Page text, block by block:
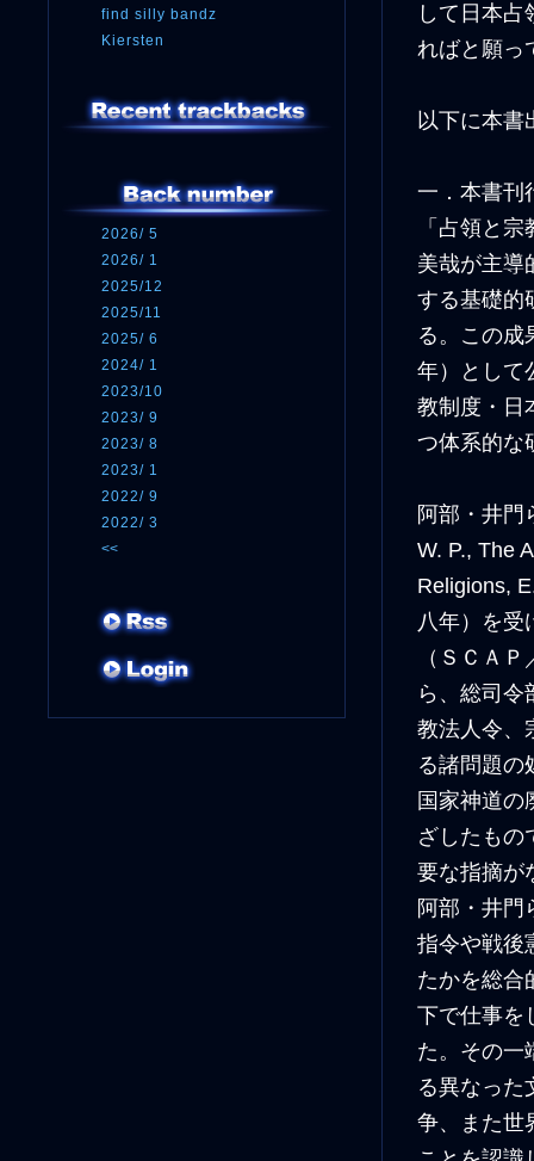
find silly bandz
Kiersten
2026/ 5
2026/ 1
2025/12
2025/11
2025/ 6
2024/ 1
2023/10
2023/ 9
2023/ 8
2023/ 1
2022/ 9
2022/ 3
<<
して日本
ればと願っ
以下に本書
一．本書刊
「占領と
美哉が主導
する基礎的
る。この成
年）として
教制度・日
つ体系的な
阿部・井門
W. P., The
Religions,
八年）を受
（ＳＣＡ
ら、総司令
教法人令、
る諸問題の
国家神道の
ざしたもの
要な指摘が
阿部・井門
指令や戦後
たかを総合
下で仕事を
た。その一
る異なった
争、また世